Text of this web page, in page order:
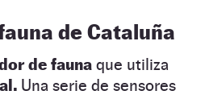
de Cataluña
de fauna que utiliza
Una serie de sensores